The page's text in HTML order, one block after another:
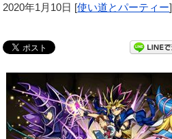
2020年1月10日 [使い道とパーティー]